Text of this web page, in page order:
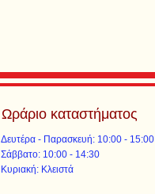
Ωράριο καταστήματος
Δευτέρα - Παρασκευή: 10:00 - 15:00
​​Σάββατο: 10:00 - 14:30
​Κυριακή: Κλειστά